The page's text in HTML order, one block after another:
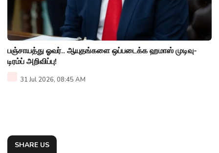
பஞ்சாயத்து ஓவர்.. ஆயுதங்களை ஒப்படைக்க ஹமாஸ் முடிவு-
டிரம்ப் அறிவிப்பு!
31 Jul 2026, 08:45 AM
SHARE US